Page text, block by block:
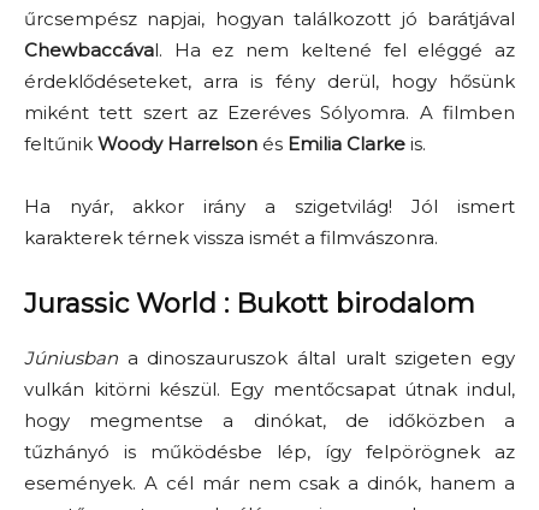
űrcsempész napjai, hogyan találkozott jó barátjával
Chewbaccával. Ha ez nem keltené fel eléggé az
érdeklődéseteket, arra is fény derül, hogy hősünk
miként tett szert az Ezeréves Sólyomra. A filmben
feltűnik Woody Harrelson és Emilia Clarke is.
Ha nyár, akkor irány a szigetvilág! Jól ismert
karakterek térnek vissza ismét a filmvászonra.
Jurassic World : Bukott birodalom
Júniusban a dinoszauruszok által uralt szigeten egy
vulkán kitörni készül. Egy mentőcsapat útnak indul,
hogy megmentse a dinókat, de időközben a
tűzhányó is működésbe lép, így felpörögnek az
események. A cél már nem csak a dinók, hanem a